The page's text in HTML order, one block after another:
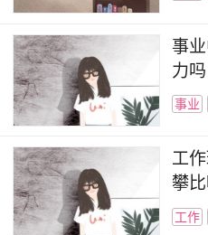
事
力吗
事业
工
攀
工作